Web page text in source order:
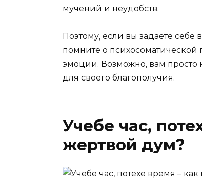
мучений и неудобств.
Поэтому, если вы задаете себе
помните о
эмоции. Возможно, вам просто
для своего благополучия.
Учебе час,
жертвой дум?